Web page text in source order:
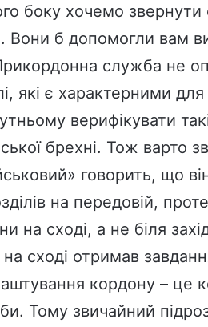
боку хочемо
Вони б допомогли вам
служба не
які є характерними
верифікувати
брехні. Тож варто
говорить, що
на передовій,
на сході, а не біля
сході отримав
кордону – це
Тому звичайний